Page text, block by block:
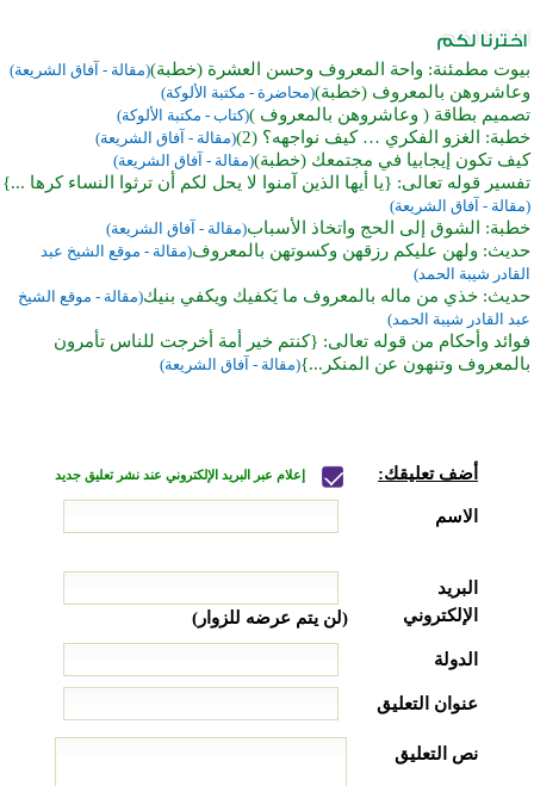
بيوت مطمئنة: واحة المعروف وحسن العشرة (خطبة)(مقالة - آفاق الشريعة)
وعاشروهن بالمعروف (خطبة)(محاضرة - مكتبة الألوكة)
تصميم بطاقة ( وعاشروهن بالمعروف )(كتاب - مكتبة الألوكة)
خطبة: الغزو الفكري … كيف نواجهه؟ (2) (مقالة - آفاق الشريعة)
كيف تكون إيجابيا في مجتمعك (خطبة)(مقالة - آفاق الشريعة)
تفسير قوله تعالى: {يا أيها الذين آمنوا لا يحل لكم أن ترثوا النساء كرها ...}
(مقالة - آفاق الشريعة)
خطبة: الشوق إلى الحج واتخاذ الأسباب(مقالة - آفاق الشريعة)
حديث: ولهن عليكم رزقهن وكسوتهن بالمعروف(مقالة - موقع الشيخ عبد
القادر شيبة الحمد)
حديث: خذي من ماله بالمعروف ما يَكفيك ويكفي بنيك(مقالة - موقع الشيخ
عبد القادر شيبة الحمد)
فوائد وأحكام من قوله تعالى: {كنتم خير أمة أخرجت للناس تأمرون
بالمعروف وتنهون عن المنكر...}(مقالة - آفاق الشريعة)
أضف تعليقك: إعلام عبر البريد الإلكتروني عند نشر تعليق جديد
الاسم
البريد
الإلكتروني
(لن يتم عرضه للزوار)
الدولة
عنوان التعليق
نص التعليق